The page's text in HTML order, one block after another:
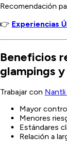
Recomendación
👉 Experiencias
Beneficios
glampings
Trabajar con Nantli
Mayor
Menores
Estándares
Relación a